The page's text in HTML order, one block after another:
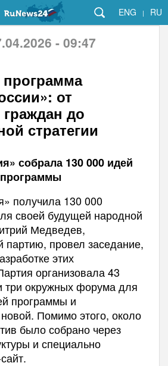
ENG | RU
- 09:47
от
до
стратегии
собрала 130 000 идей
получила 130 000
своей будущей народной
Медведев,
провел заседание,
этих
организовала 43
три окружных форума для
программы и
Помимо этого, около
было собрано через
и специально